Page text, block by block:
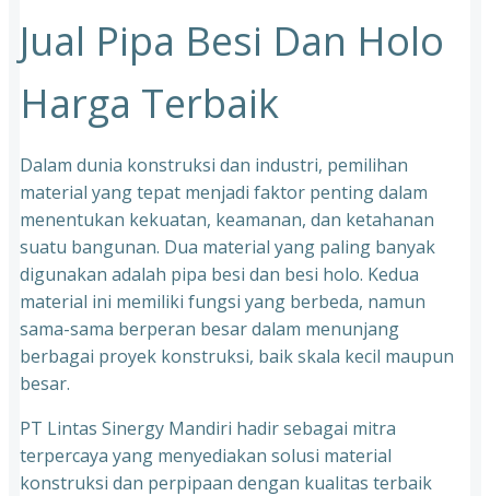
Jual Pipa Besi Dan Holo
Harga Terbaik
Dalam dunia konstruksi dan industri, pemilihan
material yang tepat menjadi faktor penting dalam
menentukan kekuatan, keamanan, dan ketahanan
suatu bangunan. Dua material yang paling banyak
digunakan adalah pipa besi dan besi holo. Kedua
material ini memiliki fungsi yang berbeda, namun
sama-sama berperan besar dalam menunjang
berbagai proyek konstruksi, baik skala kecil maupun
besar.
PT Lintas Sinergy Mandiri hadir sebagai mitra
terpercaya yang menyediakan solusi material
konstruksi dan perpipaan dengan kualitas terbaik